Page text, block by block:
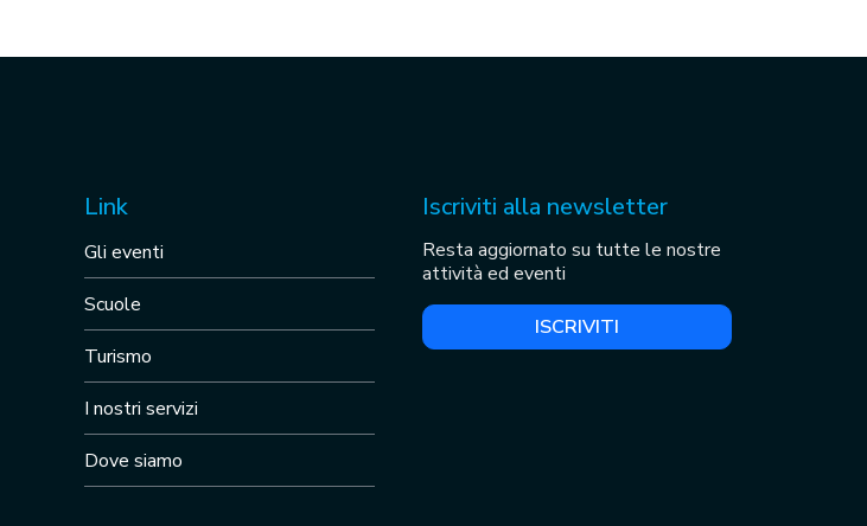
Link
Gli eventi
Scuole
Turismo
I nostri servizi
Dove siamo
Iscriviti alla newsletter
Resta aggiornato su tutte le nostre
attività ed eventi
ISCRIVITI